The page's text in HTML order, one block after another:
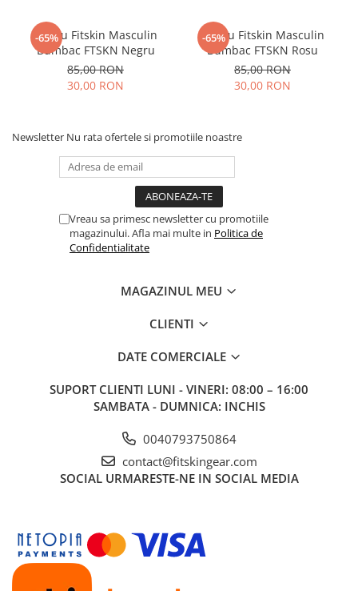
-65%
Tricou Fitskin Masculin
Bumbac FTSKN Negru
85,00 RON
30,00 RON
-65%
Tricou Fitskin Masculin
Bumbac FTSKN Rosu
85,00 RON
30,00 RON
Newsletter Nu rata ofertele si promotiile noastre
Vreau sa primesc newsletter cu promotiile
magazinului. Afla mai multe in Politica de
Confidentialitate
MAGAZINUL MEU
CLIENTI
DATE COMERCIALE
SUPORT CLIENTI LUNI - VINERI: 08:00 – 16:00
SAMBATA - DUMNICA: INCHIS
0040793750864
contact@fitskingear.com
SOCIAL URMARESTE-NE IN SOCIAL MEDIA